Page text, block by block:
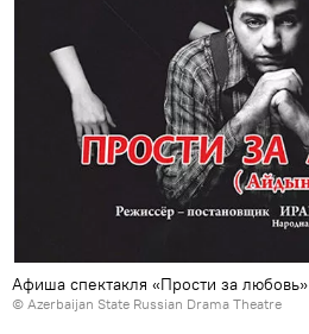
Афиша спектакля «Прости за любовь»
© Azerbaijan State Russian Drama Theatre